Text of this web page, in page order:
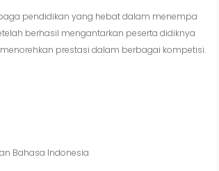
pendidikan yang hebat dalam menempa
berhasil mengantarkan peserta didiknya
menorehkan prestasi dalam berbagai kompetisi.
Bahasa Indonesia